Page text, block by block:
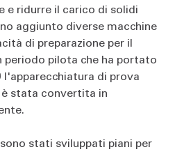
e ridurre il carico di solidi
aggiunto diverse macchine
di preparazione per il
periodo pilota che ha portato
l'apparecchiatura di prova
stata convertita in
stati sviluppati piani per